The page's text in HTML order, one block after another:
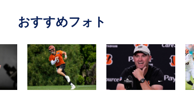
おすすめフォト